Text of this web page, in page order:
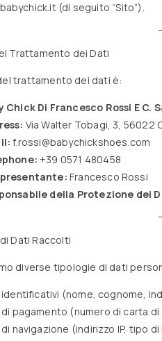
(di seguito “Sito”).
Trattamento dei Dati
trattamento dei dati è:
Chick Di Francesco Rossi E C.
Via Walter Tobagi, 3, 56022
f.rossi@babychickshoes.com
+39 0571 480458
Francesco Rossi
della Protezione dei
Dati Raccolti
diverse tipologie di dati
(nome, cognome,
pagamento (numero di carta
navigazione (indirizzo IP, tipo